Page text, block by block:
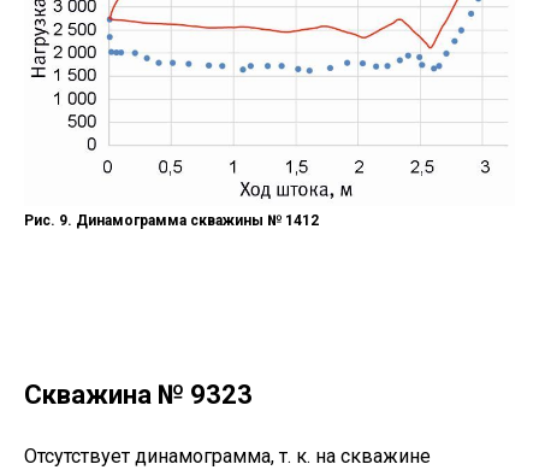
Рис. 9. Динамограмма скважины № 1412
Скважина № 9323
Отсутствует динамограмма, т. к. на скважине